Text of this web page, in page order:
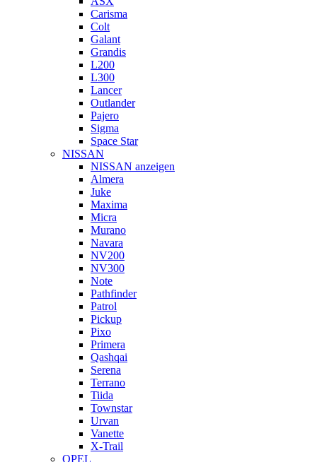
Carisma
Colt
Galant
Grandis
L200
L300
Lancer
Outlander
Pajero
Sigma
Space Star
NISSAN
NISSAN anzeigen
Almera
Juke
Maxima
Micra
Murano
Navara
NV200
NV300
Note
Pathfinder
Patrol
Pickup
Pixo
Primera
Qashqai
Serena
Terrano
Tiida
Townstar
Urvan
Vanette
X-Trail
OPEL